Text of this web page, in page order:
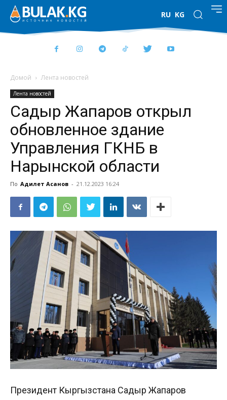
RU KG
Домой Лента новостей
Лента новостей
Садыр Жапаров открыл
обновленное здание
Управления ГКНБ в
Нарынской области
По Адилет Асанов - 21.12.2023 16:24
Президент Кыргызстана Садыр Жапаров